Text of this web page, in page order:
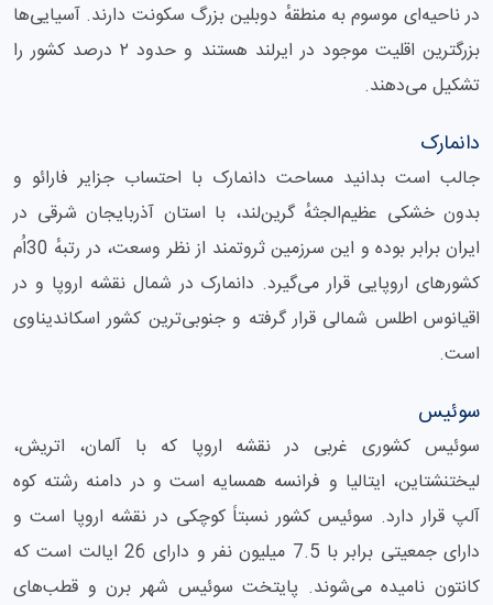
در ناحیه‌ای موسوم به منطقهٔ دوبلین بزرگ سکونت دارند. آسیایی‌ها
بزرگترین اقلیت موجود در ایرلند هستند و حدود ۲ درصد کشور را
تشکیل می‌دهند.
دانمارک
جالب است بدانید مساحت دانمارک با احتساب جزایر فارائو و
بدون خشکی عظیم‌الجثهٔ گرین‌لند، با استان آذربایجان شرقی در
ایران برابر بوده و این سرزمین ثروتمند از نظر وسعت، در رتبهٔ 30اُم
کشورهای اروپایی قرار می‌گیرد. دانمارک در شمال نقشه اروپا و در
اقیانوس اطلس شمالی قرار گرفته و جنوبی‌ترین کشور اسکاندیناوی
است.
سوئیس
سوئیس کشوری غربی در نقشه اروپا که با آلمان، اتریش،
لیختنشتاین، ایتالیا و فرانسه همسایه است و در دامنه رشته کوه
آلپ قرار دارد. سوئیس کشور نسبتاً کوچکی در نقشه اروپا است و
دارای جمعیتی برابر با 7.5 میلیون نفر و دارای 26 ایالت است که
کانتون نامیده می‌شوند. پایتخت سوئیس شهر برن و قطب‌های